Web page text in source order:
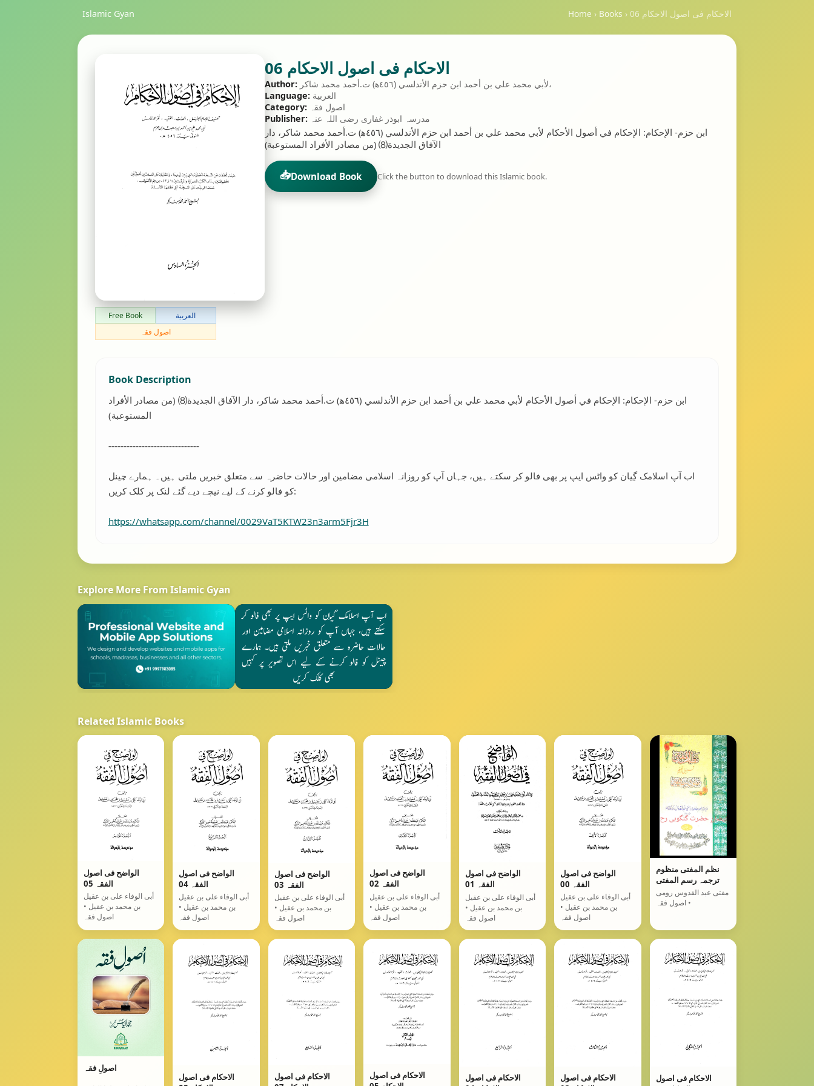
Islamic Gyan Home › Books › الاحکام فی اصول الاحکام 06
Free Book
العربية
اصول فقہ
الاحکام فی اصول الاحکام 06
Author:
لأبي محمد علي بن أحمد ابن حزم الأندلسي (٤٥٦ه‍) ت.أحمد محمد شاكر،
Language: العربية
Category:
اصول فقہ
Publisher:
مدرسہ ابوذر غفاری رضی اللہ عنہ
ابن حزم- الإحكام: الإحكام في أصول الأحكام لأبي محمد علي بن أحمد ابن حزم الأندلسي (٤٥٦ه‍) ت.أحمد محمد شاكر، دار
الآفاق الجديدة⑻ (من مصادر الأفراد المستوعبة)
📥Download Book Click the button to download this Islamic book.
Book Description
ابن حزم- الإحكام: الإحكام في أصول الأحكام لأبي محمد علي بن أحمد ابن حزم الأندلسي (٤٥٦ه‍) ت.أحمد محمد شاكر، دار الآفاق الجديدة⑻ (من مصادر الأفراد
المستوعبة)
------------------------------
اب آپ اسلامک گِیان کو واٹس ایپ پر بھی فالو کر سکتے ہیں، جہاں آپ کو روزانہ اسلامی مضامین اور حالات حاضرہ سے متعلق خبریں ملتی ہیں۔ ہمارے چینل
کو فالو کرنے کے لیے نیچے دیے گئے لنک پر کلک کریں:
https://whatsapp.com/channel/0029VaT5KTW23n3arm5Fjr3H
Explore More From Islamic Gyan
Related Islamic Books
الواضح فی اصول
الفقہ 05
أبی الوفاء علی بن عقیل
بن محمد بن عقیل •
اصول فقہ
الواضح فی اصول
الفقہ 04
أبی الوفاء علی بن عقیل
بن محمد بن عقیل •
اصول فقہ
الواضح فی اصول
الفقہ 03
أبی الوفاء علی بن عقیل
بن محمد بن عقیل •
اصول فقہ
الواضح فی اصول
الفقہ 02
أبی الوفاء علی بن عقیل
بن محمد بن عقیل •
اصول فقہ
الواضح فی اصول
الفقہ 01
أبی الوفاء علی بن عقیل
بن محمد بن عقیل •
اصول فقہ
الواضح فی اصول
الفقہ 00
أبی الوفاء علی بن عقیل
بن محمد بن عقیل •
اصول فقہ
نظم المفتی منظوم
ترجمہ رسم المفتی
مفتی عبد القدوس رومی
• اصول فقہ
اصولِ فقہ
الاحکام فی اصول
الاحکام فی اصول
الاحکام فی اصول
الاحکام فی اصول
الاحکام فی اصول
الاحکام فی اصول